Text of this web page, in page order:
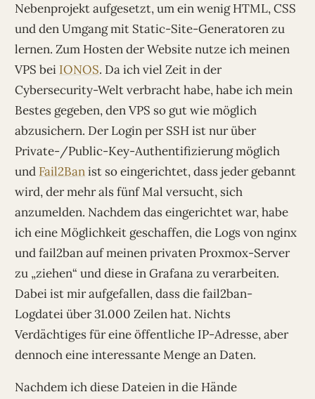
Nebenprojekt aufgesetzt, um ein wenig HTML, CSS
und den Umgang mit Static-Site-Generatoren zu
lernen. Zum Hosten der Website nutze ich meinen
VPS bei IONOS. Da ich viel Zeit in der
Cybersecurity-Welt verbracht habe, habe ich mein
Bestes gegeben, den VPS so gut wie möglich
abzusichern. Der Login per SSH ist nur über
Private-/Public-Key-Authentifizierung möglich
und Fail2Banist so eingerichtet, dass jeder gebannt
wird, der mehr als fünf Mal versucht, sich
anzumelden. Nachdem das eingerichtet war, habe
ich eine Möglichkeit geschaffen, die Logs von nginx
und fail2ban auf meinen privaten Proxmox-Server
zu „ziehen“ und diese in Grafana zu verarbeiten.
Dabei ist mir aufgefallen, dass die fail2ban-
Logdatei über 31.000 Zeilen hat. Nichts
Verdächtiges für eine öffentliche IP-Adresse, aber
dennoch eine interessante Menge an Daten.
Nachdem ich diese Dateien in die Hände